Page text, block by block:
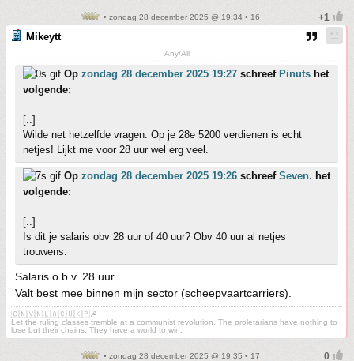
• zondag 28 december 2025 @ 19:34 • 16
Mikeytt
Any/All
Op zondag 28 december 2025 19:27 schreef Pinuts het
volgende:
[..]
Wilde net hetzelfde vragen. Op je 28e 5200 verdienen is echt
netjes! Lijkt me voor 28 uur wel erg veel.
Op zondag 28 december 2025 19:26 schreef Seven. het
volgende:
[..]
Is dit je salaris obv 28 uur of 40 uur? Obv 40 uur al netjes
trouwens.
Salaris o.b.v. 28 uur.
Valt best mee binnen mijn sector (scheepvaartcarriers).
🇨🇳🇻🇳🇱🇦🇨🇺🇰🇵☭
Let the ruling classes tremble at a communist revolution. The proletarians have nothing to
lose but their chains. They have a world to win.
• zondag 28 december 2025 @ 19:35 • 17